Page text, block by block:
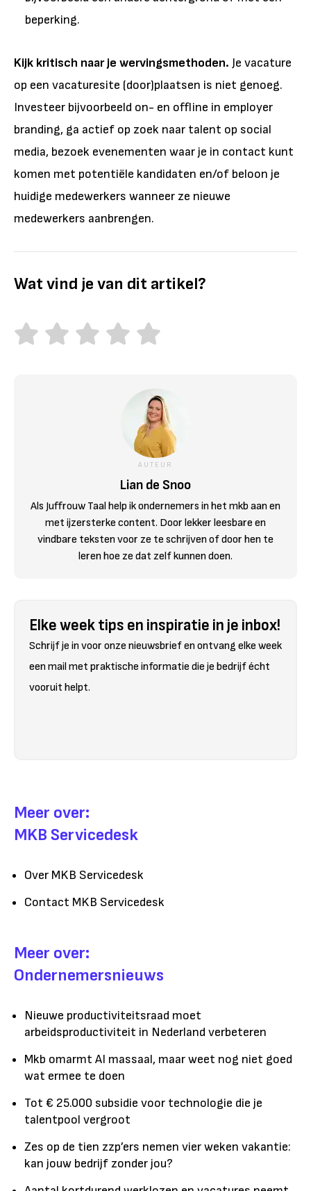
beperking.
Kijk kritisch naar je wervingsmethoden. Je vacature
op een vacaturesite (door)plaatsen is niet genoeg.
Investeer bijvoorbeeld on- en offline in employer
branding, ga actief op zoek naar talent op social
media, bezoek evenementen waar je in contact kunt
komen met potentiële kandidaten en/of beloon je
huidige medewerkers wanneer ze nieuwe
medewerkers aanbrengen.
Wat vind je van dit artikel?
AUTEUR
Lian de Snoo
Als Juffrouw Taal help ik ondernemers in het mkb aan en
met ijzersterke content. Door lekker leesbare en
vindbare teksten voor ze te schrijven of door hen te
leren hoe ze dat zelf kunnen doen.
Elke week tips en inspiratie in je inbox!
Schrijf je in voor onze nieuwsbrief en ontvang elke week
een mail met praktische informatie die je bedrijf écht
vooruit helpt.
Meer over:
MKB Servicedesk
Over MKB Servicedesk
Contact MKB Servicedesk
Meer over:
Ondernemersnieuws
Nieuwe productiviteitsraad moet
arbeidsproductiviteit in Nederland verbeteren
Mkb omarmt AI massaal, maar weet nog niet goed
wat ermee te doen
Tot € 25.000 subsidie voor technologie die je
talentpool vergroot
Zes op de tien zzp’ers nemen vier weken vakantie:
kan jouw bedrijf zonder jou?